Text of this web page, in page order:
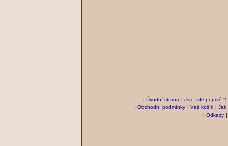
| Úvodní strana | Jste zde poprvé ?
| Obchodní podmínky | Váš košík | Jak
| Odkazy